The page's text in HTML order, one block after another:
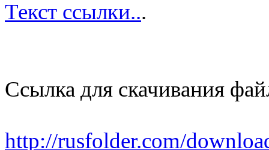
Текст ссылки...
Ссылка для скачивания
http://rusfolder.com/